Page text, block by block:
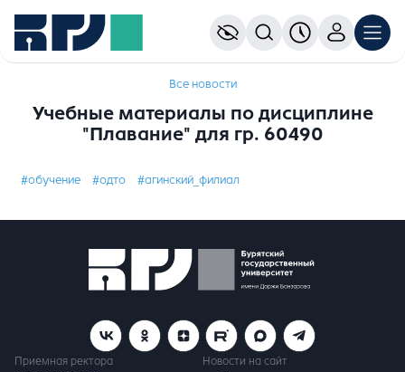
Все новости
Учебные материалы по дисциплине
"Плавание" для гр. 60490
#обучение #одто #агинский_филиал
Приемная ректора
Новости на сайт